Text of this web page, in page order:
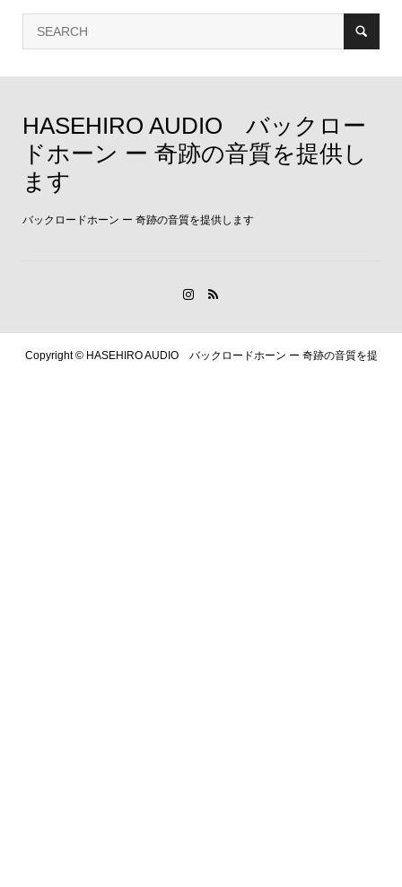
HASEHIRO AUDIO バックロー
ドホーン ー 奇跡の音質を提供し
ます
バックロードホーン ー 奇跡の音質を提供します
Copyright ©HASEHIRO AUDIO バックロードホーン ー 奇跡の音質を提